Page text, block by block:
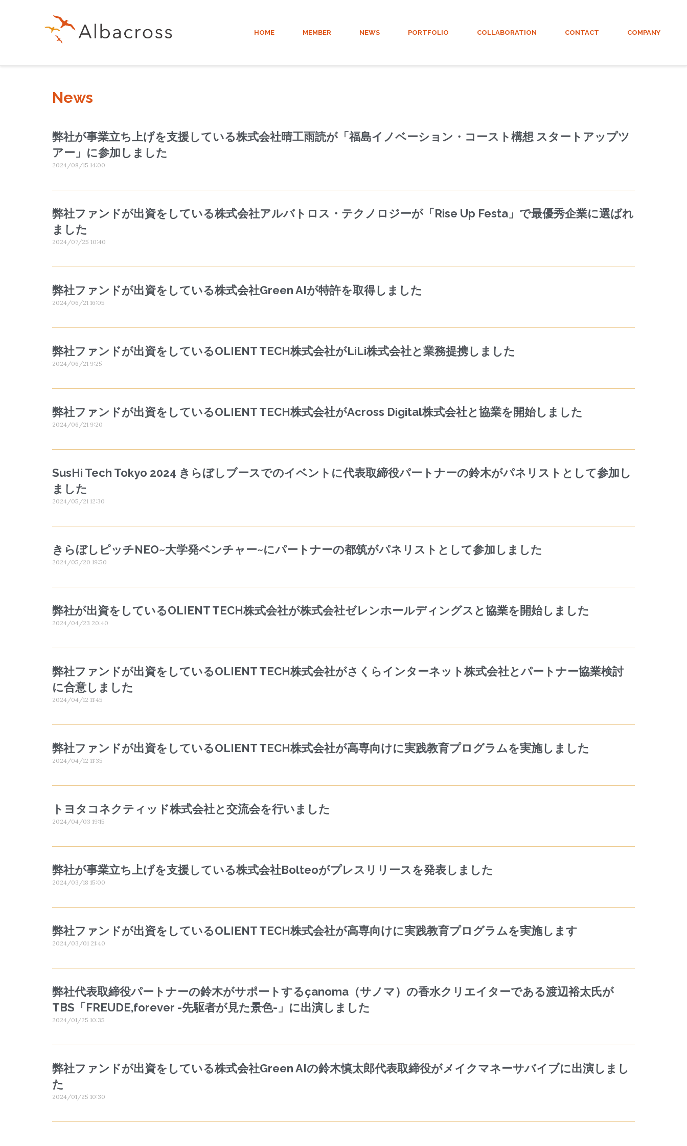
HOME MEMBER NEWS PORTFOLIO COLLABORATION CONTACT COMPANY
News
弊社が事業立ち上げを支援している株式会社晴工雨読が「福島イノベーション・コースト構想 スタートアップツ
アー」に参加しました
2024/08/15 14:00
弊社ファンドが出資をしている株式会社アルバトロス・テクノロジーが「Rise Up Festa」で最優秀企業に選ばれ
ました
2024/07/25 10:40
弊社ファンドが出資をしている株式会社Green AIが特許を取得しました
2024/06/21 16:05
弊社ファンドが出資をしているOLIENT TECH株式会社がLiLi株式会社と業務提携しました
2024/06/21 9:25
弊社ファンドが出資をしているOLIENT TECH株式会社がAcross Digital株式会社と協業を開始しました
2024/06/21 9:20
SusHi Tech Tokyo 2024 きらぼしブースでのイベントに代表取締役パートナーの鈴木がパネリストとして参加し
ました
2024/05/21 12:30
きらぼしピッチNEO~大学発ベンチャー~にパートナーの都筑がパネリストとして参加しました
2024/05/20 19:50
弊社が出資をしているOLIENT TECH株式会社が株式会社ゼレンホールディングスと協業を開始しました
2024/04/23 20:40
弊社ファンドが出資をしているOLIENT TECH株式会社がさくらインターネット株式会社とパートナー協業検討
に合意しました
2024/04/12 11:45
弊社ファンドが出資をしているOLIENT TECH株式会社が高専向けに実践教育プログラムを実施しました
2024/04/12 11:35
トヨタコネクティッド株式会社と交流会を行いました
2024/04/03 19:15
弊社が事業立ち上げを支援している株式会社Bolteoがプレスリリースを発表しました
2024/03/18 15:00
弊社ファンドが出資をしているOLIENT TECH株式会社が高専向けに実践教育プログラムを実施します
2024/03/01 21:40
弊社代表取締役パートナーの鈴木がサポートするçanoma（サノマ）の香水クリエイターである渡辺裕太氏が
TBS「FREUDE,forever -先駆者が見た景色-」に出演しました
2024/01/25 10:35
弊社ファンドが出資をしている株式会社Green AIの鈴木慎太郎代表取締役がメイクマネーサバイブに出演しまし
た
2024/01/25 10:30